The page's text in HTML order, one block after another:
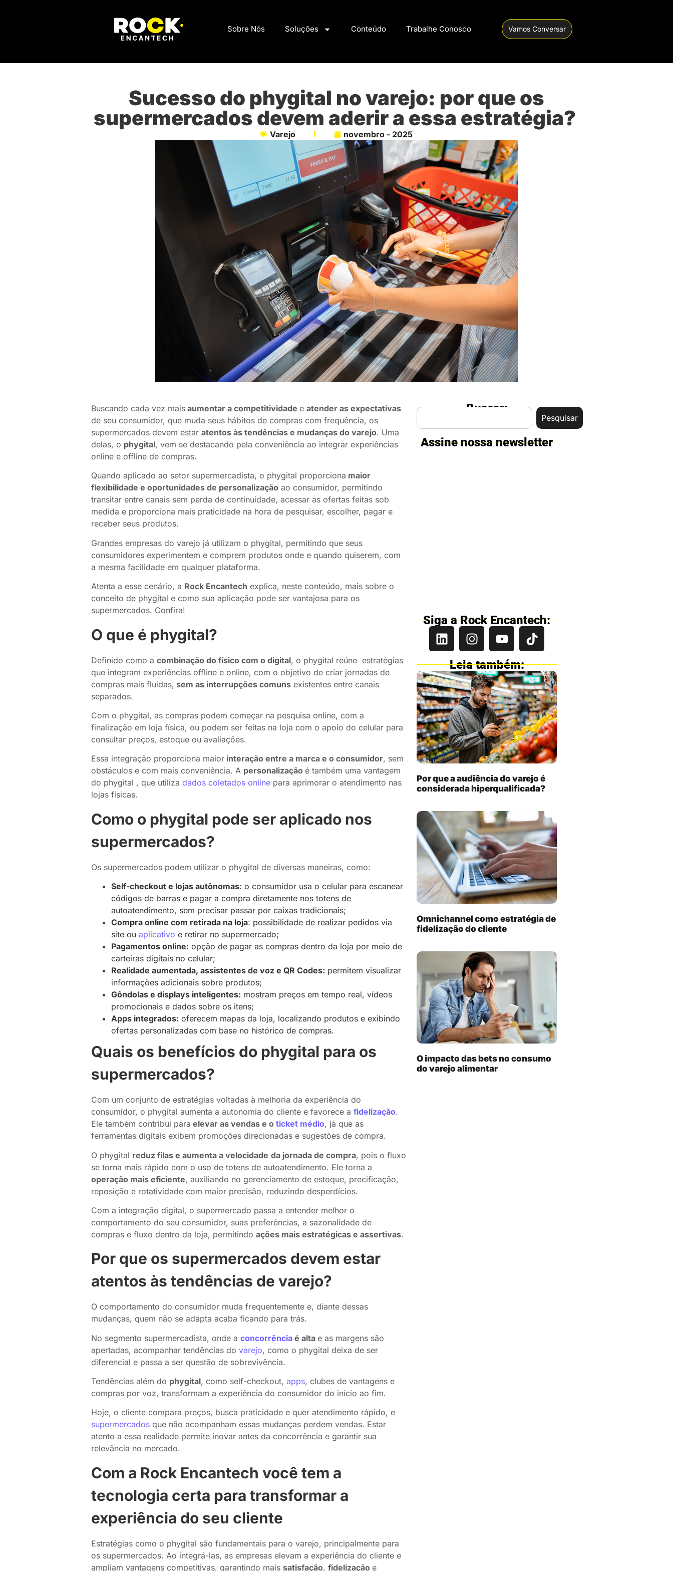
Sobre Nós Soluções Conteúdo Trabalhe Conosco Vamos Conversar
Sucesso do phygital no varejo: por que os
supermercados devem aderir a essa estratégia?
Varejo novembro - 2025
Buscando cada vez mais aumentar a competitividade e atender as expectativas
de seu consumidor, que muda seus hábitos de compras com frequência, os
supermercados devem estar atentos às tendências e mudanças do varejo. Uma
delas, o phygital, vem se destacando pela conveniência ao integrar experiências
online e offline de compras.
Quando aplicado ao setor supermercadista, o phygital proporciona maior
flexibilidade e oportunidades de personalização ao consumidor, permitindo
transitar entre canais sem perda de continuidade, acessar as ofertas feitas sob
medida e proporciona mais praticidade na hora de pesquisar, escolher, pagar e
receber seus produtos.
Grandes empresas do varejo já utilizam o phygital, permitindo que seus
consumidores experimentem e comprem produtos onde e quando quiserem, com
a mesma facilidade em qualquer plataforma.
Atenta a esse cenário, a Rock Encantech explica, neste conteúdo, mais sobre o
conceito de phygital e como sua aplicação pode ser vantajosa para os
supermercados. Confira!
O que é phygital?
Definido como a combinação do físico com o digital, o phygital reúne estratégias
que integram experiências offline e online, com o objetivo de criar jornadas de
compras mais fluidas, sem as interrupções comuns existentes entre canais
separados.
Com o phygital, as compras podem começar na pesquisa online, com a
finalização em loja física, ou podem ser feitas na loja com o apoio do celular para
consultar preços, estoque ou avaliações.
Essa integração proporciona maior interação entre a marca e o consumidor, sem
obstáculos e com mais conveniência. A personalização é também uma vantagem
do phygital , que utiliza dados coletados online para aprimorar o atendimento nas
lojas físicas.
Como o phygital pode ser aplicado nos
supermercados?
Os supermercados podem utilizar o phygital de diversas maneiras, como:
Self-checkout e lojas autônomas: o consumidor usa o celular para escanear
códigos de barras e pagar a compra diretamente nos totens de
autoatendimento, sem precisar passar por caixas tradicionais;
Compra online com retirada na loja: possibilidade de realizar pedidos via
site ou aplicativo e retirar no supermercado;
Pagamentos online: opção de pagar as compras dentro da loja por meio de
carteiras digitais no celular;
Realidade aumentada, assistentes de voz e QR Codes: permitem visualizar
informações adicionais sobre produtos;
Gôndolas e displays inteligentes: mostram preços em tempo real, vídeos
promocionais e dados sobre os itens;
Apps integrados: oferecem mapas da loja, localizando produtos e exibindo
ofertas personalizadas com base no histórico de compras.
Quais os benefícios do phygital para os
supermercados?
Com um conjunto de estratégias voltadas à melhoria da experiência do
consumidor, o phygital aumenta a autonomia do cliente e favorece a fidelização.
Ele também contribui para elevar as vendas e o ticket médio, já que as
ferramentas digitais exibem promoções direcionadas e sugestões de compra.
O phygital reduz filas e aumenta a velocidade da jornada de compra, pois o fluxo
se torna mais rápido com o uso de totens de autoatendimento. Ele torna a
operação mais eficiente, auxiliando no gerenciamento de estoque, precificação,
reposição e rotatividade com maior precisão, reduzindo desperdícios.
Com a integração digital, o supermercado passa a entender melhor o
comportamento do seu consumidor, suas preferências, a sazonalidade de
compras e fluxo dentro da loja, permitindo ações mais estratégicas e assertivas.
Por que os supermercados devem estar
atentos às tendências de varejo?
O comportamento do consumidor muda frequentemente e, diante dessas
mudanças, quem não se adapta acaba ficando para trás.
No segmento supermercadista, onde a concorrência é alta e as margens são
apertadas, acompanhar tendências do varejo, como o phygital deixa de ser
diferencial e passa a ser questão de sobrevivência.
Tendências além do phygital, como self-checkout, apps, clubes de vantagens e
compras por voz, transformam a experiência do consumidor do início ao fim.
Hoje, o cliente compara preços, busca praticidade e quer atendimento rápido, e
supermercados que não acompanham essas mudanças perdem vendas. Estar
atento a essa realidade permite inovar antes da concorrência e garantir sua
relevância no mercado.
Com a Rock Encantech você tem a
tecnologia certa para transformar a
experiência do seu cliente
Estratégias como o phygital são fundamentais para o varejo, principalmente para
os supermercados. Ao integrá-las, as empresas elevam a experiência do cliente e
ampliam vantagens competitivas, garantindo mais satisfação, fidelização e
Buscar:
Pesquisar
Assine nossa newsletter
Siga a Rock Encantech:
Leia também:
Por que a audiência do varejo é
considerada hiperqualificada?
Omnichannel como estratégia de
fidelização do cliente
O impacto das bets no consumo
do varejo alimentar